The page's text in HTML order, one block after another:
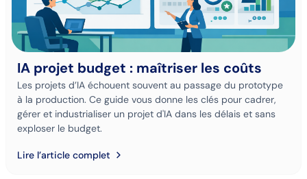
IA projet budget : maîtriser les coûts
Les projets d’IA échouent souvent au passage du prototype
à la production. Ce guide vous donne les clés pour cadrer,
gérer et industrialiser un projet d'IA dans les délais et sans
exploser le budget.
Lire l’article complet